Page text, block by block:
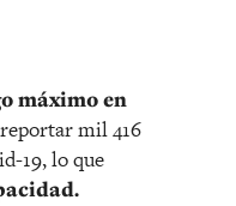
máximo en
mil 416
19, lo que